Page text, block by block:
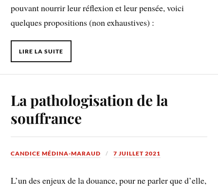
pouvant nourrir leur réflexion et leur pensée, voici
quelques propositions (non exhaustives) :
LIRE LA SUITE
La pathologisation de la
souffrance
CANDICE MÉDINA-MARAUD 7 JUILLET 2021
L’un des enjeux de la douance, pour ne parler que d’elle,